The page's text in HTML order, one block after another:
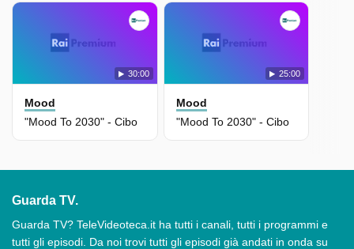
30:00
Mood
"Mood To 2030" - Cibo
25:00
Mood
"Mood To 2030" - Cibo
Guarda TV.
Guarda TV? TeleVideoteca.it ha tutti i canali, tutti i programmi e
tutti gli episodi. Da noi trovi tutti gli episodi già andati in onda su